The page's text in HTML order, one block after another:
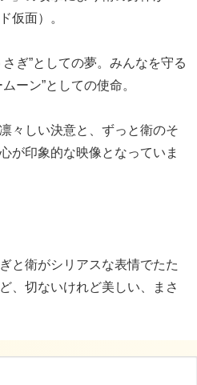
仮面）。
ぎ”としての夢。みんなを守る
ーン”としての使命。
々しい決意と、ずっと衛のそ
が印象的な映像となっていま
と衛がシリアスな表情でたた
、切ないけれど美しい、まさ